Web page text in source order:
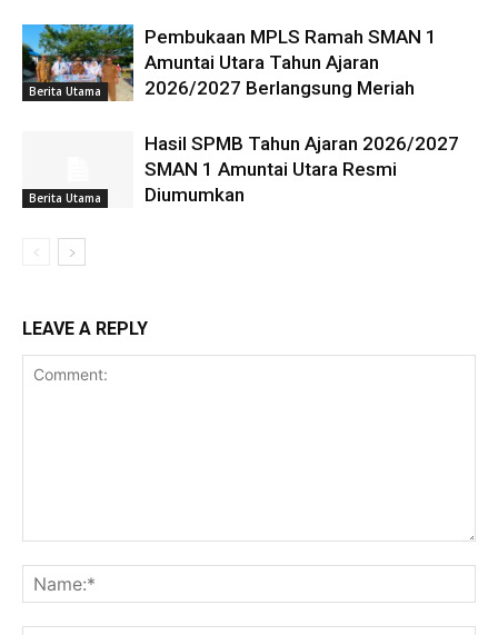
Berita Utama
Pembukaan MPLS Ramah SMAN 1
Amuntai Utara Tahun Ajaran
2026/2027 Berlangsung Meriah
Berita Utama
Hasil SPMB Tahun Ajaran 2026/2027
SMAN 1 Amuntai Utara Resmi
Diumumkan
LEAVE A REPLY